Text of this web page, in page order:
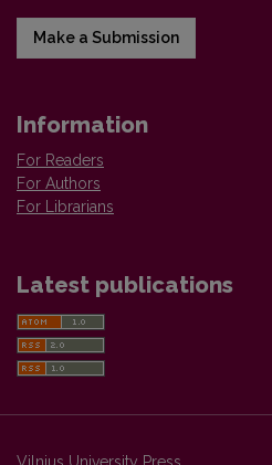
Make a Submission
Information
For Readers
For Authors
For Librarians
Latest publications